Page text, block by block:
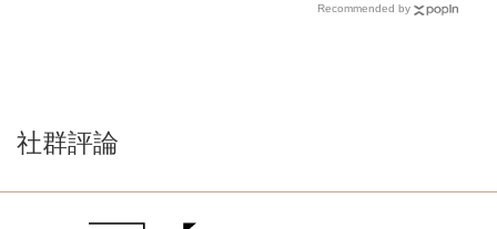
Recommended by
社群評論